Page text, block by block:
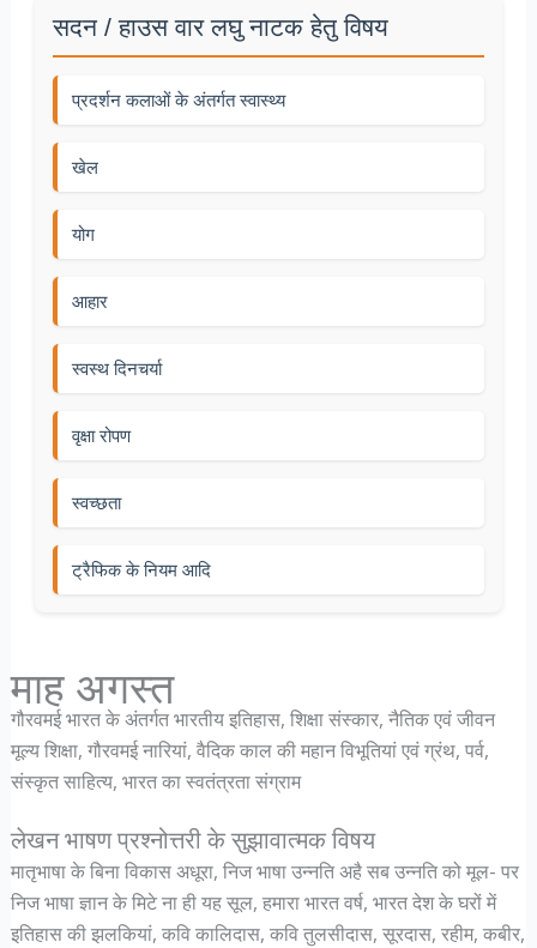
सदन / हाउस वार लघु नाटक हेतु विषय
प्रदर्शन कलाओं के अंतर्गत स्वास्थ्य
खेल
योग
आहार
स्वस्थ दिनचर्या
वृक्षा रोपण
स्वच्छता
ट्रैफिक के नियम आदि
माह अगस्त
गौरवमई भारत के अंतर्गत भारतीय इतिहास, शिक्षा संस्कार, नैतिक एवं जीवन
मूल्य शिक्षा, गौरवमई नारियां, वैदिक काल की महान विभूतियां एवं ग्रंथ, पर्व,
संस्कृत साहित्य, भारत का स्वतंत्रता संग्राम
लेखन भाषण प्रश्नोत्तरी के सुझावात्मक विषय
मातृभाषा के बिना विकास अधूरा, निज भाषा उन्नति अहै सब उन्नति को मूल- पर
निज भाषा ज्ञान के मिटे ना ही यह सूल, हमारा भारत वर्ष, भारत देश के घरों में
इतिहास की झलकियां, कवि कालिदास, कवि तुलसीदास, सूरदास, रहीम, कबीर,